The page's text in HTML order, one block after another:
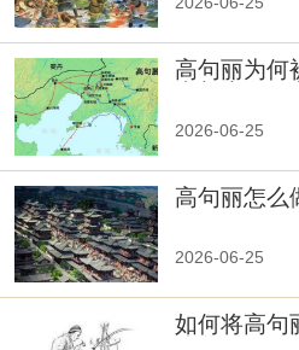
高句丽为何
2026-06-25
高句丽怎么
2026-06-25
如何将高句